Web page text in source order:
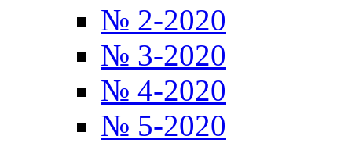
№ 2-2020
№ 3-2020
№ 4-2020
№ 5-2020